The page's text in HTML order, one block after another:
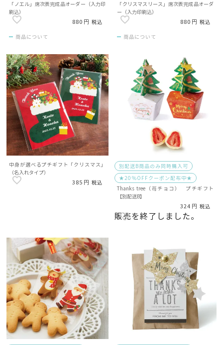
「ノエル」席次表完成品オーダー（入力印
刷込）
880 税込
商品について
「クリスマスリース」席次表完成品オーダ
ー（入力印刷込）
880 税込
商品について
中身が選べるプチギフト「クリスマス」
（名入れタイプ）
385 税込
別配送B商品のみ同時購入可
★20％OFFクーポン配布中★
Thanks tree（苺チョコ） プチギフト
【別配送B】
324 税込
販売を終了しました。